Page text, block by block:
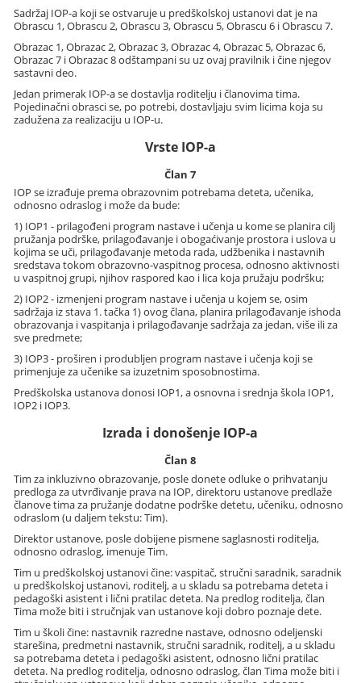
Sadržaj IOP-a koji se ostvaruje u predškolskoj ustanovi dat je na
Obrascu 1, Obrascu 2, Obrascu 3, Obrascu 5, Obrascu 6 i Obrascu 7.
Obrazac 1, Obrazac 2, Obrazac 3, Obrazac 4, Obrazac 5, Obrazac 6,
Obrazac 7 i Obrazac 8 odštampani su uz ovaj pravilnik i čine njegov
sastavni deo.
Jedan primerak IOP-a se dostavlja roditelju i članovima tima.
Pojedinačni obrasci se, po potrebi, dostavljaju svim licima koja su
zadužena za realizaciju u IOP-u.
Vrste IOP-a
Član 7
IOP se izrađuje prema obrazovnim potrebama deteta, učenika,
odnosno odraslog i može da bude:
1) IOP1 - prilagođeni program nastave i učenja u kome se planira cilj
pružanja podrške, prilagođavanje i obogaćivanje prostora i uslova u
kojima se uči, prilagođavanje metoda rada, udžbenika i nastavnih
sredstava tokom obrazovno-vaspitnog procesa, odnosno aktivnosti
u vaspitnoj grupi, njihov raspored kao i lica koja pružaju podršku;
2) IOP2 - izmenjeni program nastave i učenja u kojem se, osim
sadržaja iz stava 1. tačka 1) ovog člana, planira prilagođavanje ishoda
obrazovanja i vaspitanja i prilagođavanje sadržaja za jedan, više ili za
sve predmete;
3) IOP3 - proširen i produbljen program nastave i učenja koji se
primenjuje za učenike sa izuzetnim sposobnostima.
Predškolska ustanova donosi IOP1, a osnovna i srednja škola IOP1,
IOP2 i IOP3.
Izrada i donošenje IOP-a
Član 8
Tim za inkluzivno obrazovanje, posle donete odluke o prihvatanju
predloga za utvrđivanje prava na IOP, direktoru ustanove predlaže
članove tima za pružanje dodatne podrške detetu, učeniku, odnosno
odraslom (u daljem tekstu: Tim).
Direktor ustanove, posle dobijene pismene saglasnosti roditelja,
odnosno odraslog, imenuje Tim.
Tim u predškolskoj ustanovi čine: vaspitač, stručni saradnik, saradnik
u predškolskoj ustanovi, roditelj, a u skladu sa potrebama deteta i
pedagoški asistent i lični pratilac deteta. Na predlog roditelja, član
Tima može biti i stručnjak van ustanove koji dobro poznaje dete.
Tim u školi čine: nastavnik razredne nastave, odnosno odeljenski
starešina, predmetni nastavnik, stručni saradnik, roditelj, a u skladu
sa potrebama deteta i pedagoški asistent, odnosno lični pratilac
deteta. Na predlog roditelja, odnosno odraslog, član Tima može biti i